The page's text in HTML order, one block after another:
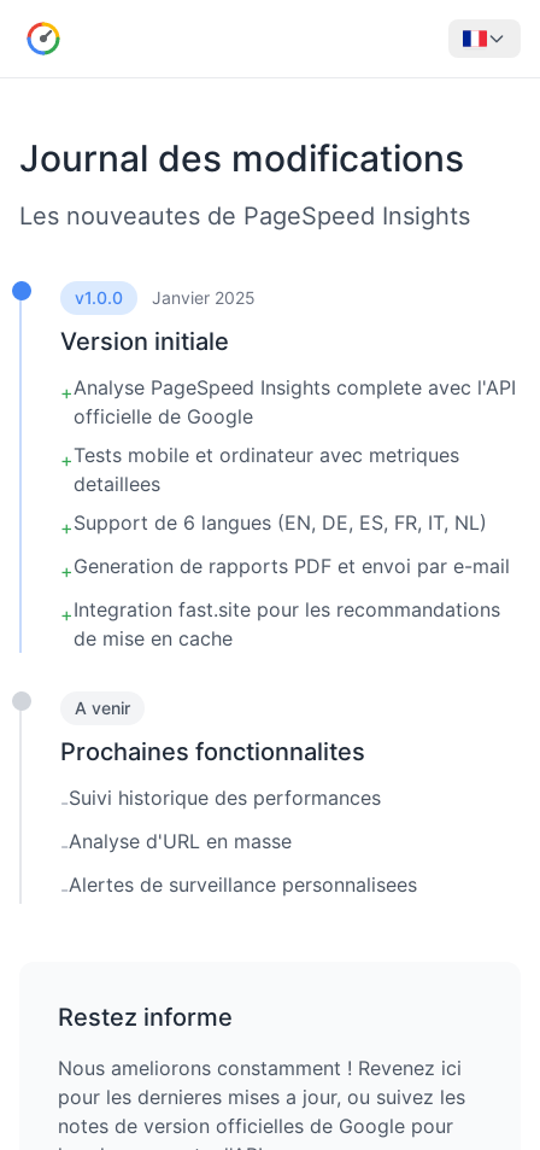
Journal des modifications
Les nouveautes de PageSpeed Insights
v1.0.0 Janvier 2025
Version initiale
+Analyse PageSpeed Insights complete avec l'API
officielle de Google
+Tests mobile et ordinateur avec metriques
detaillees
+Support de 6 langues (EN, DE, ES, FR, IT, NL)
+Generation de rapports PDF et envoi par e-mail
+Integration fast.site pour les recommandations
de mise en cache
A venir
Prochaines fonctionnalites
-Suivi historique des performances
-Analyse d'URL en masse
-Alertes de surveillance personnalisees
Restez informe
Nous ameliorons constamment ! Revenez ici
pour les dernieres mises a jour, ou suivez les
notes de version officielles de Google pour